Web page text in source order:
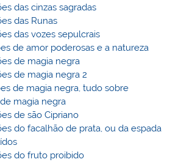
das cinzas sagradas
das Runas
das vozes sepulcrais
de amor poderosas e a natureza
de magia negra
de magia negra 2
de magia negra, tudo sobre
magia negra
de são Cipriano
do facalhão de prata, ou da espada
do fruto proibido